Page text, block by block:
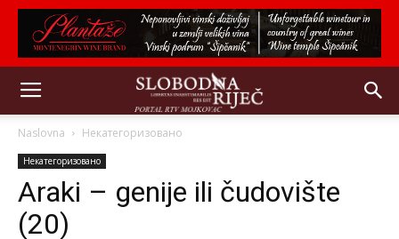
Naslovna Некатегоризовано
Некатегоризовано
Araki – genije ili čudovište
(20)